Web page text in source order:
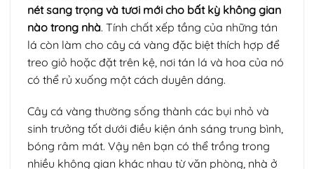
nét sang trọng và tươi mới cho bất kỳ không gian
nào trong nhà. Tính chất xếp tầng của những tán
lá còn làm cho cây cá vàng đặc biệt thích hợp để
treo giỏ hoặc đặt trên kệ, nơi tán lá và hoa của nó
có thể rủ xuống một cách duyên dáng.
Cây cá vàng thường sống thành các bụi nhỏ và
sinh trưởng tốt dưới điều kiện ánh sáng trung bình,
bóng râm mát. Vậy nên bạn có thể trồng trong
nhiều không gian khác nhau từ văn phòng, nhà ở